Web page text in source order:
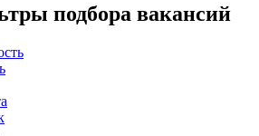
подбора вакансий